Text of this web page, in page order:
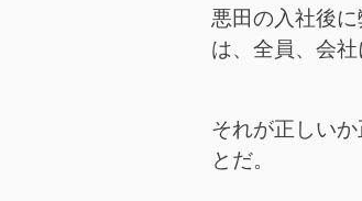
悪田の入社後
は、全員、会
それが正しい
とだ。